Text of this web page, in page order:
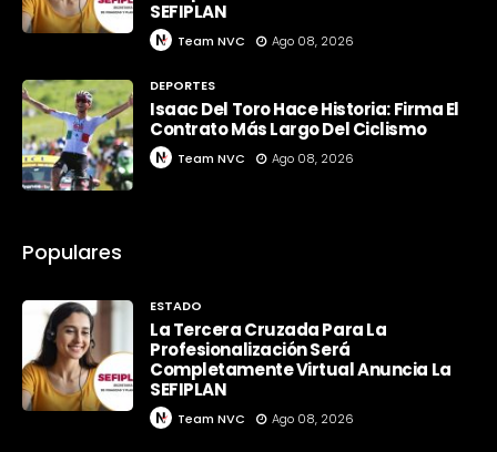
SEFIPLAN
Team NVC Ago 08, 2026
DEPORTES
Isaac Del Toro Hace Historia: Firma El
Contrato Más Largo Del Ciclismo
Team NVC Ago 08, 2026
Populares
ESTADO
La Tercera Cruzada Para La
Profesionalización Será
Completamente Virtual Anuncia La
SEFIPLAN
Team NVC Ago 08, 2026